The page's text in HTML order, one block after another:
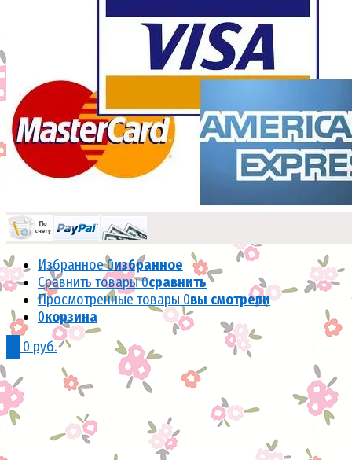
Избранное0избранное
Сравнить товары0сравнить
Просмотренные товары 0вы смотрели
0корзина
0 руб.